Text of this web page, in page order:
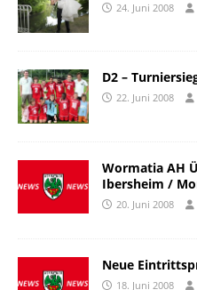
24. Juni 2008
D2 –
22. Juni 2008
Wormatia AH
Ibersheim /
20. Juni 2008
Neue
18. Juni 2008